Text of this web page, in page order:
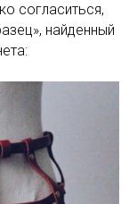
согласиться,
найденный